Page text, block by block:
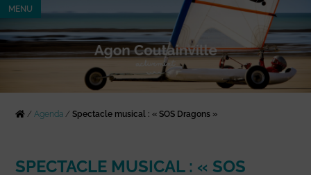
MENU
/Agenda /Spectacle musical : « SOS Dragons »
SPECTACLE MUSICAL : « SOS